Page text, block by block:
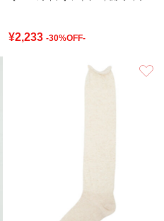
¥2,233 -30%OFF-